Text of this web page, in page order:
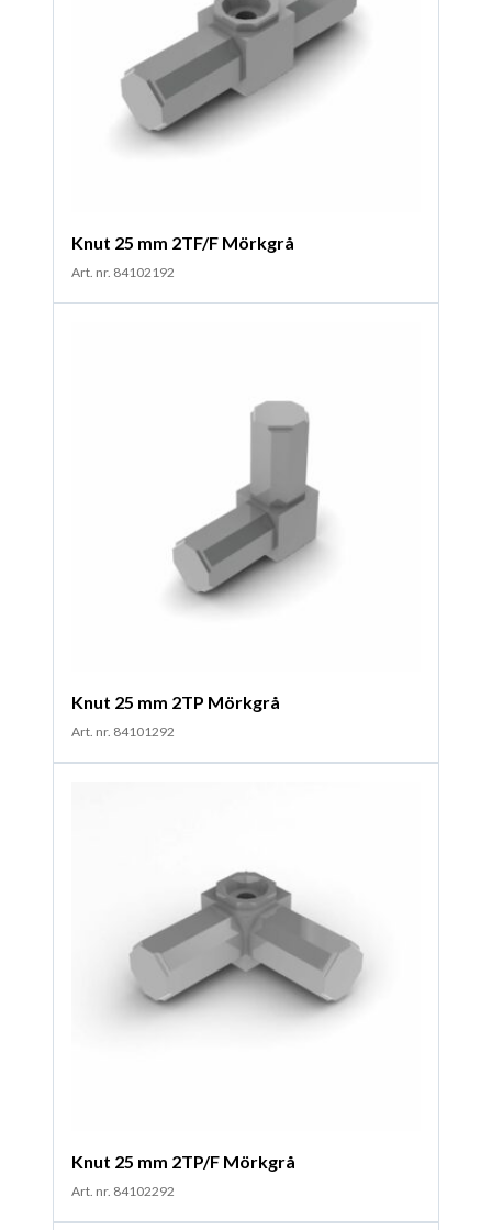
Knut 25 mm 2TF/F Mörkgrå
Art. nr. 84102192
Knut 25 mm 2TP Mörkgrå
Art. nr. 84101292
Knut 25 mm 2TP/F Mörkgrå
Art. nr. 84102292